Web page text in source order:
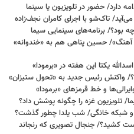
دارد/ حضور در تلویزیون یا سینما
بود؟/ برنامه‌های سینمایی سیما
آهنگ»/ حسین پناهی هم به «خندوانه»
یکتا این هفته در «برمودا»
واکنش رئیس جدید به «تحول ستیزان»
و خط قرمزهای «برمودا»
تلویزیون غزه را چگونه پوشش داد؟
و شبکه خانگی/ شب یلدا چطور گذشت؟
کشید؟/ جنجال تصویری که رنجاند